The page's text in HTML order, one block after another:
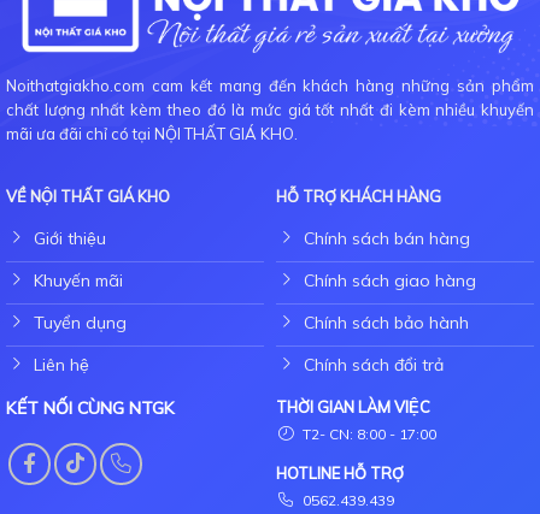
Noithatgiakho.com cam kết mang đến khách hàng những sản phẩm
chất lượng nhất kèm theo đó là mức giá tốt nhất đi kèm nhiều khuyến
mãi ưa đãi chỉ có tại NỘI THẤT GIÁ KHO.
VỀ NỘI THẤT GIÁ KHO
Giới thiệu
Khuyến mãi
Tuyển dụng
Liên hệ
HỖ TRỢ KHÁCH HÀNG
Chính sách bán hàng
Chính sách giao hàng
Chính sách bảo hành
Chính sách đổi trả
KẾT NỐI CÙNG NTGK
THỜI GIAN LÀM VIỆC
T2- CN: 8:00 - 17:00
HOTLINE HỖ TRỢ
0562.439.439